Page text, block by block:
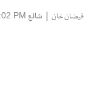
فیضان خان | شائع PM